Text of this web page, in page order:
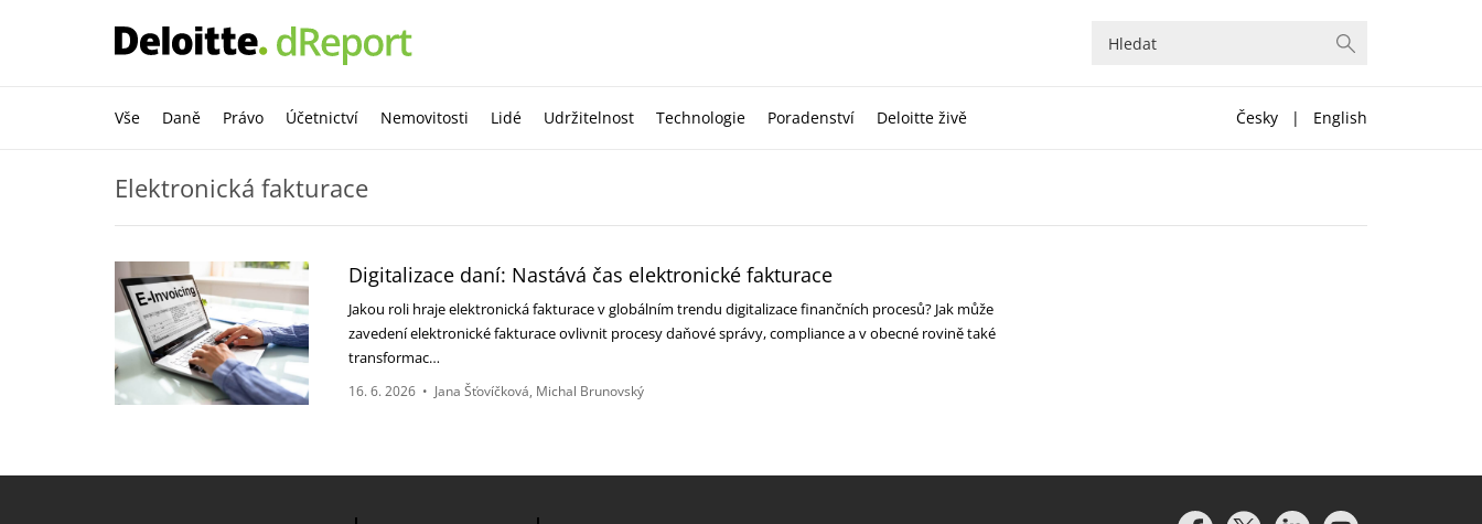
Vše Daně Právo Účetnictví Nemovitosti Lidé Udržitelnost Technologie Poradenství Deloitte živě Česky | English
Elektronická fakturace
Digitalizace daní: Nastává čas elektronické fakturace
Jakou roli hraje elektronická fakturace v globálním trendu digitalizace finančních procesů? Jak může
zavedení elektronické fakturace ovlivnit procesy daňové správy, compliance a v obecné rovině také
transformac…
16. 6. 2026 • Jana Šťovíčková Michal Brunovský